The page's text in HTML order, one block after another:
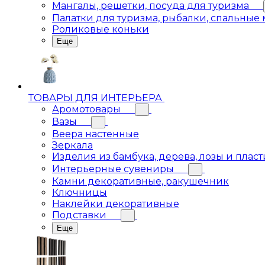
Мангалы, решетки, посуда для туризма
Палатки для туризма, рыбалки,
Роликовые коньки
Еще
ТОВАРЫ ДЛЯ ИНТЕРЬЕРА
Аромотовары
Вазы
Веера настенные
Зеркала
Изделия из бамбука, дерева, лозы и
Интерьерные сувениры
Камни декоративные, ракушечник
Ключницы
Наклейки декоративные
Подставки
Еще